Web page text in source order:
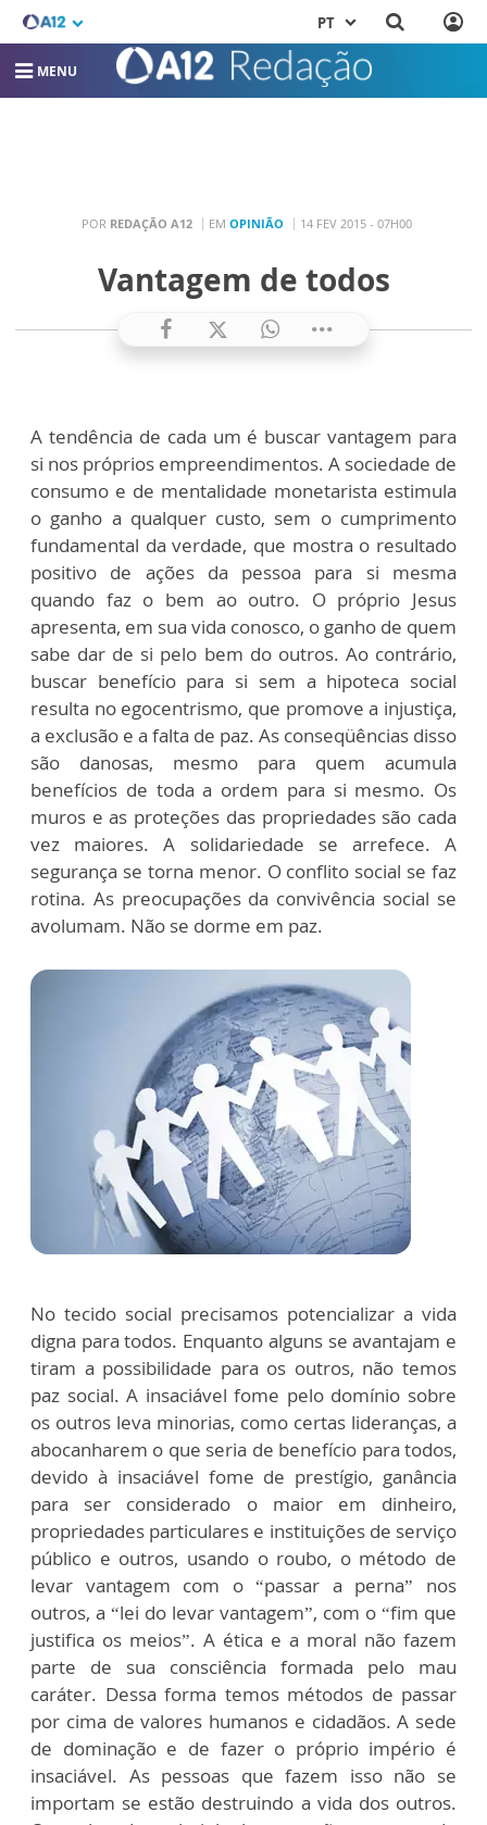
PT
MENU
POR REDAÇÃO A12 EM OPINIÃO 14 FEV 2015 - 07H00
Vantagem de todos
A tendência de cada um é buscar vantagem para
si nos próprios empreendimentos. A sociedade de
consumo e de mentalidade monetarista estimula
o ganho a qualquer custo, sem o cumprimento
fundamental da verdade, que mostra o resultado
positivo de ações da pessoa para si mesma
quando faz o bem ao outro. O próprio Jesus
apresenta, em sua vida conosco, o ganho de quem
sabe dar de si pelo bem do outros. Ao contrário,
buscar benefício para si sem a hipoteca social
resulta no egocentrismo, que promove a injustiça,
a exclusão e a falta de paz. As conseqüências disso
são danosas, mesmo para quem acumula
benefícios de toda a ordem para si mesmo. Os
muros e as proteções das propriedades são cada
vez maiores. A solidariedade se arrefece. A
segurança se torna menor. O conflito social se faz
rotina. As preocupações da convivência social se
avolumam. Não se dorme em paz.
No tecido social precisamos potencializar a vida
digna para todos. Enquanto alguns se avantajam e
tiram a possibilidade para os outros, não temos
paz social. A insaciável fome pelo domínio sobre
os outros leva minorias, como certas lideranças, a
abocanharem o que seria de benefício para todos,
devido à insaciável fome de prestígio, ganância
para ser considerado o maior em dinheiro,
propriedades particulares e instituições de serviço
público e outros, usando o roubo, o método de
levar vantagem com o “passar a perna” nos
outros, a “lei do levar vantagem”, com o “fim que
justifica os meios”. A ética e a moral não fazem
parte de sua consciência formada pelo mau
caráter. Dessa forma temos métodos de passar
por cima de valores humanos e cidadãos. A sede
de dominação e de fazer o próprio império é
insaciável. As pessoas que fazem isso não se
importam se estão destruindo a vida dos outros.